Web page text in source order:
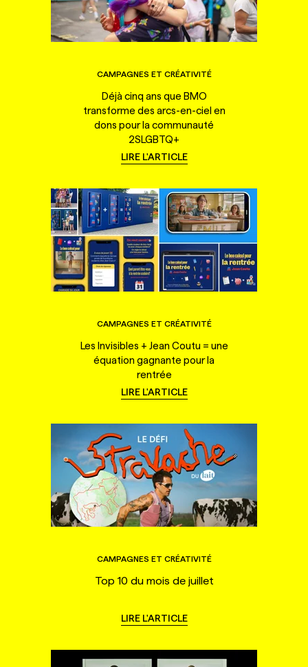
CAMPAGNES ET CRÉATIVITÉ
Déjà cinq ans que BMO
transforme des arcs-en-ciel en
dons pour la communauté
2SLGBTQ+
LIRE L'ARTICLE
CAMPAGNES ET CRÉATIVITÉ
Les Invisibles + Jean Coutu = une
équation gagnante pour la
rentrée
LIRE L'ARTICLE
CAMPAGNES ET CRÉATIVITÉ
Top 10 du mois de juillet
LIRE L'ARTICLE